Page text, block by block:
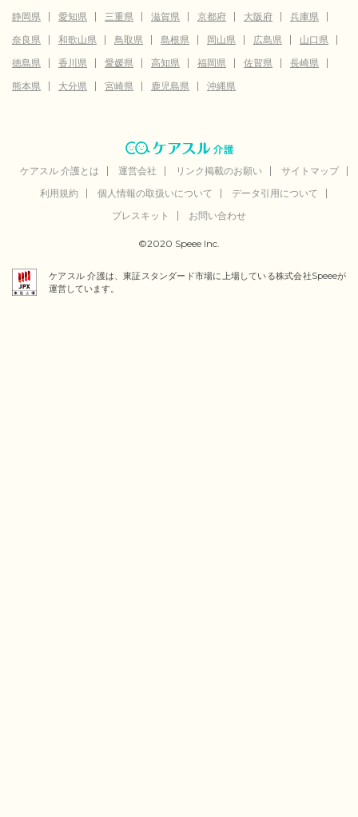
静岡県
愛知県 三重県 滋賀県 京都府 大阪府
兵庫県
奈良県
和歌山県 鳥取県 島根県 岡山県 広島県
山口県
徳島県
香川県 愛媛県 高知県 福岡県 佐賀県
長崎県
熊本県
大分県 宮崎県 鹿児島県 沖縄県
ケアスル 介護とは 運営会社 リンク掲載のお願い
サイトマップ
利用規約
個人情報の取扱いについて
データ引用について
プレスキット
お問い合わせ
©2020 Speee Inc.
ケアスル 介護は、東証スタンダード市場に上場している株式会社Speeeが
運営しています。